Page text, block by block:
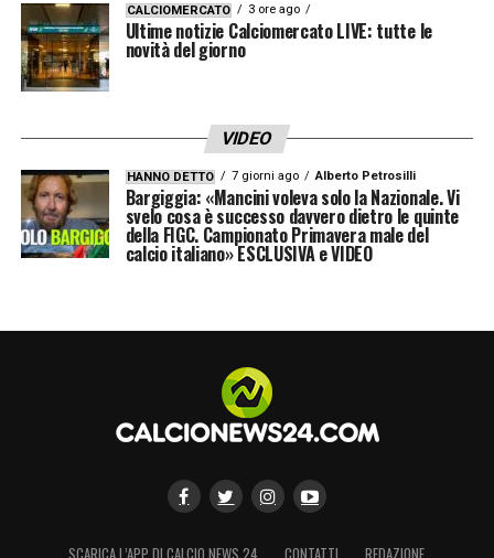
CALCIOMERCATO 3 ore ago
Ultime notizie Calciomercato LIVE: tutte le
novità del giorno
VIDEO
HANNO DETTO 7 giorni ago Alberto Petrosilli
Bargiggia: «Mancini voleva solo la Nazionale. Vi
svelo cosa è successo davvero dietro le quinte
della FIGC. Campionato Primavera male del
calcio italiano» ESCLUSIVA e VIDEO